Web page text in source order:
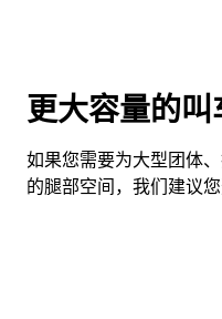
更大容量的叫
如果您需要为大型团体
的腿部空间，我们建议您